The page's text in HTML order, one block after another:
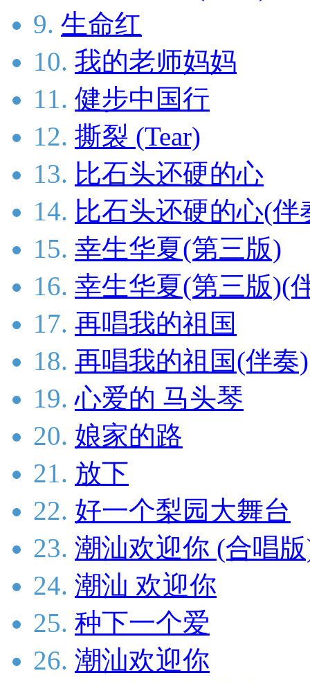
9. 生命红
10. 我的老师妈妈
11. 健步中国行
12. 撕裂 (Tear)
13. 比石头还硬的心
14. 比石头还硬的心(伴
15. 幸生华夏(第三版)
16. 幸生华夏(第三版)(
17. 再唱我的祖国
18. 再唱我的祖国(伴奏)
19. 心爱的 马头琴
20. 娘家的路
21. 放下
22. 好一个梨园大舞台
23. 潮汕欢迎你 (合唱
24. 潮汕 欢迎你
25. 种下一个爱
26. 潮汕欢迎你